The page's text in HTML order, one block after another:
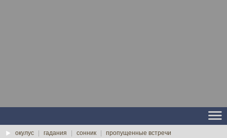
окулус гадания сонник пропущенные встречи